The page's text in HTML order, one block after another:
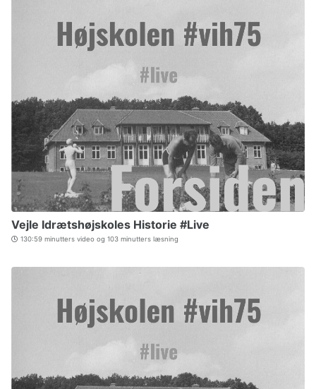
Vejle Idrætshøjskoles Historie #Live
130:59 minutters video og 103 minutters læsning